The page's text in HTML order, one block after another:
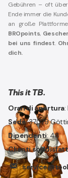
Gebühren – oft
Ende immer die
an große
BROpoints,
bei uns findest.
dich.
This it TB.
Orari di apertura:
Sede: 37079
Dipendenti: 48
Clienti